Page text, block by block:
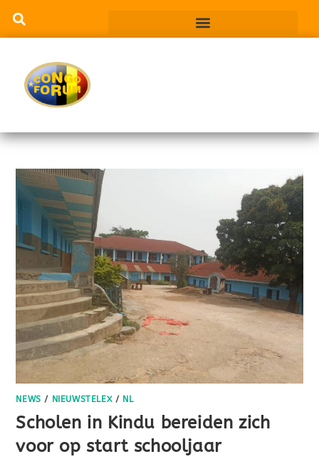
NEWS / NIEUWSTELEX/ NL
Scholen in Kindu bereiden zich
voor op start schooljaar